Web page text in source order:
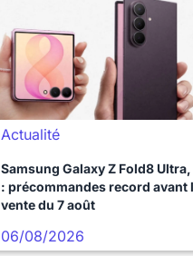
Actualité
Samsung Galaxy Z Fold8
: précommandes record avant
vente du 7 août
06/08/2026